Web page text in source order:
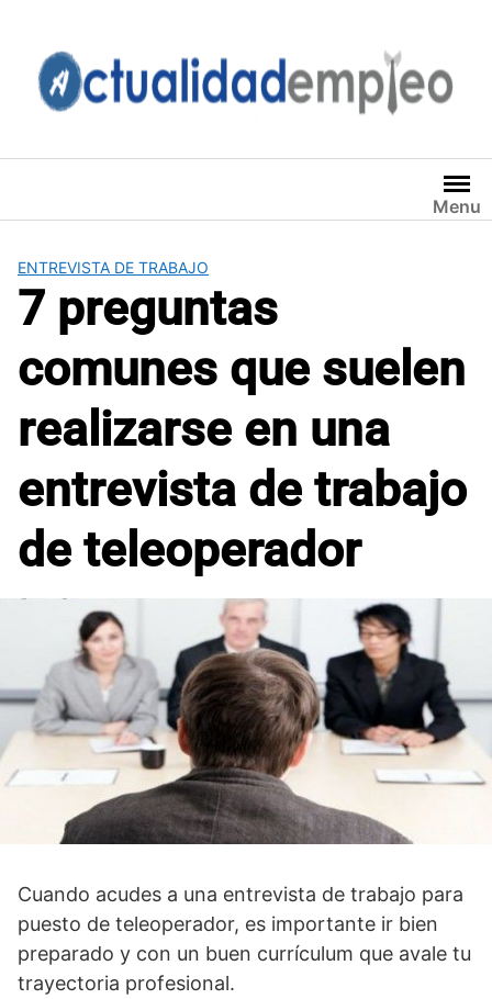
contenido
Menu
ENTREVISTA DE TRABAJO
7 preguntas
comunes que suelen
realizarse en una
entrevista de trabajo
de teleoperador
Cuando acudes a una entrevista de trabajo para
puesto de teleoperador, es importante ir bien
preparado y con un buen currículum que avale tu
trayectoria profesional.